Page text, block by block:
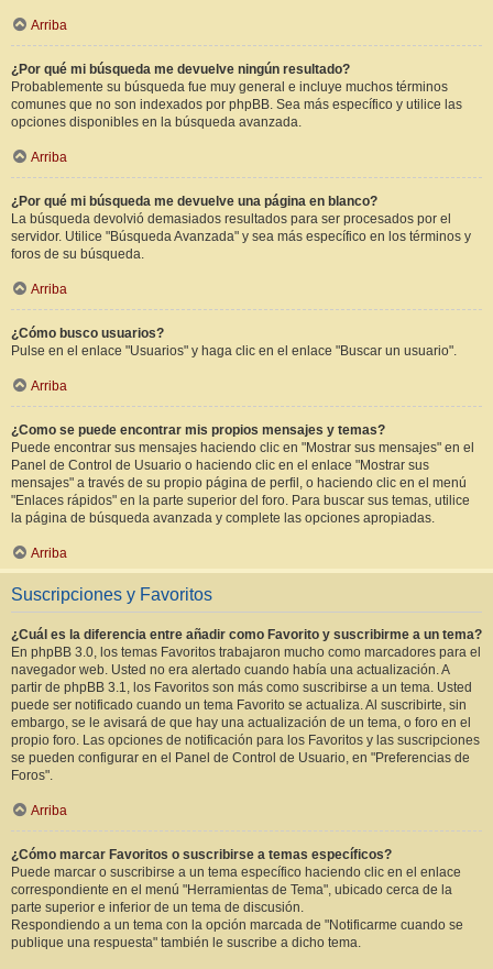
Arriba
¿Por qué mi búsqueda me devuelve ningún resultado?
Probablemente su búsqueda fue muy general e incluye muchos términos
comunes que no son indexados por phpBB. Sea más específico y utilice las
opciones disponibles en la búsqueda avanzada.
Arriba
¿Por qué mi búsqueda me devuelve una página en blanco?
La búsqueda devolvió demasiados resultados para ser procesados por el
servidor. Utilice "Búsqueda Avanzada" y sea más específico en los términos y
foros de su búsqueda.
Arriba
¿Cómo busco usuarios?
Pulse en el enlace "Usuarios" y haga clic en el enlace "Buscar un usuario".
Arriba
¿Como se puede encontrar mis propios mensajes y temas?
Puede encontrar sus mensajes haciendo clic en "Mostrar sus mensajes" en el
Panel de Control de Usuario o haciendo clic en el enlace "Mostrar sus
mensajes" a través de su propio página de perfil, o haciendo clic en el menú
"Enlaces rápidos" en la parte superior del foro. Para buscar sus temas, utilice
la página de búsqueda avanzada y complete las opciones apropiadas.
Arriba
Suscripciones y Favoritos
¿Cuál es la diferencia entre añadir como Favorito y suscribirme a un tema?
En phpBB 3.0, los temas Favoritos trabajaron mucho como marcadores para el
navegador web. Usted no era alertado cuando había una actualización. A
partir de phpBB 3.1, los Favoritos son más como suscribirse a un tema. Usted
puede ser notificado cuando un tema Favorito se actualiza. Al suscribirte, sin
embargo, se le avisará de que hay una actualización de un tema, o foro en el
propio foro. Las opciones de notificación para los Favoritos y las suscripciones
se pueden configurar en el Panel de Control de Usuario, en "Preferencias de
Foros".
Arriba
¿Cómo marcar Favoritos o suscribirse a temas específicos?
Puede marcar o suscribirse a un tema específico haciendo clic en el enlace
correspondiente en el menú "Herramientas de Tema", ubicado cerca de la
parte superior e inferior de un tema de discusión.
Respondiendo a un tema con la opción marcada de "Notificarme cuando se
publique una respuesta" también le suscribe a dicho tema.